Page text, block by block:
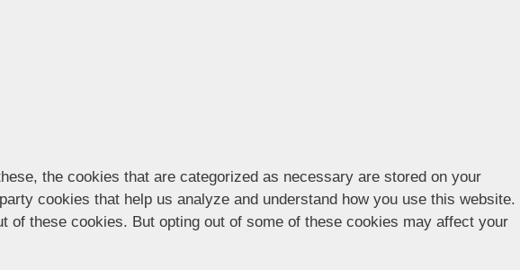
the cookies that are categorized as necessary are stored on your
cookies that help us analyze and understand how you use this website.
these cookies. But opting out of some of these cookies may affect your